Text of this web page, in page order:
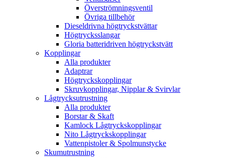
Överströmningsventil
Övriga tillbehör
Dieseldrivna högtryckstvättar
Högtrycksslangar
Gloria batteridriven högtryckstvätt
Kopplingar
Alla produkter
Adaptrar
Högtryckskopplingar
Skruvkopplingar, Nipplar & Svirvlar
Lågtrycksutrustning
Alla produkter
Borstar & Skaft
Kamlock Lågtryckskopplingar
Nito Lågtryckskopplingar
Vattenpistoler & Spolmunstycke
Skumutrustning